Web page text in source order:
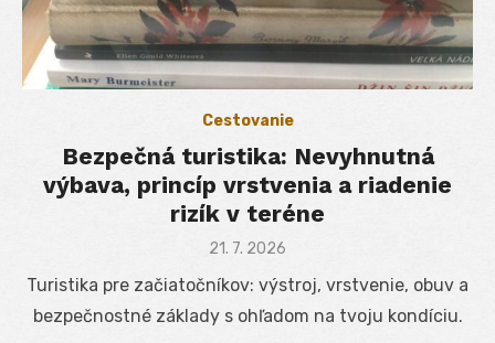
Cestovanie
Bezpečná turistika: Nevyhnutná
výbava, princíp vrstvenia a riadenie
rizík v teréne
Posted
21. 7. 2026
Turistika pre začiatočníkov: výstroj, vrstvenie, obuv a
bezpečnostné základy s ohľadom na tvoju kondíciu.